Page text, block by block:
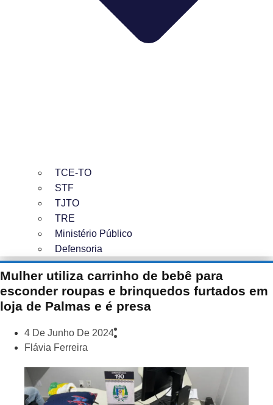
TCE-TO
STF
TJTO
TRE
Ministério Público
Defensoria
Mulher utiliza carrinho de bebê para
esconder roupas e brinquedos furtados em
loja de Palmas e é presa
4 De Junho De 2024
Flávia Ferreira